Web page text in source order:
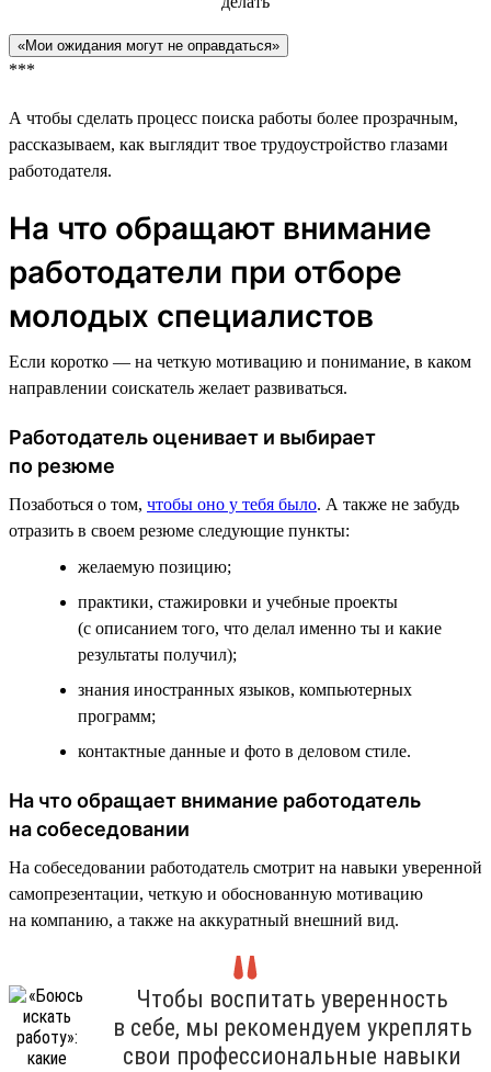
«Мои ожидания могут не оправдаться»
***
А чтобы сделать процесс поиска работы более прозрачным,
рассказываем, как выглядит твое трудоустройство глазами
работодателя.
На что обращают внимание
работодатели при отборе
молодых специалистов
Если коротко — на четкую мотивацию и понимание, в каком
направлении соискатель желает развиваться.
Работодатель оценивает и выбирает
по резюме
Позаботься о том, чтобы оно у тебя было. А также не забудь
отразить в своем резюме следующие пункты:
желаемую позицию;
практики, стажировки и учебные проекты
(с описанием того, что делал именно ты и какие
результаты получил);
знания иностранных языков, компьютерных
программ;
контактные данные и фото в деловом стиле.
На что обращает внимание работодатель
на собеседовании
На собеседовании работодатель смотрит на навыки уверенной
самопрезентации, четкую и обоснованную мотивацию
на компанию, а также на аккуратный внешний вид.
Чтобы воспитать уверенность
в себе, мы рекомендуем укреплять
свои профессиональные навыки